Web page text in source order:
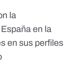
la
en la
en sus perfiles